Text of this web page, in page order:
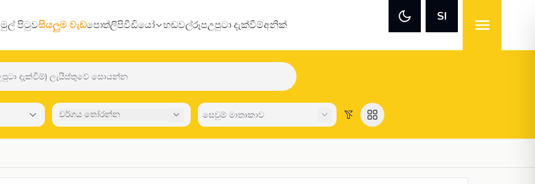
මුල් පිටුවසියලුම වැඩපොත්ලිපිවීඩියෝ හඬවල්රූපඋපුටා දැක්වීම්අනික්
SI
වර්ගය තෝරන්න